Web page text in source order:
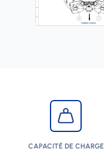
CAPACITÉ DE CHARGE